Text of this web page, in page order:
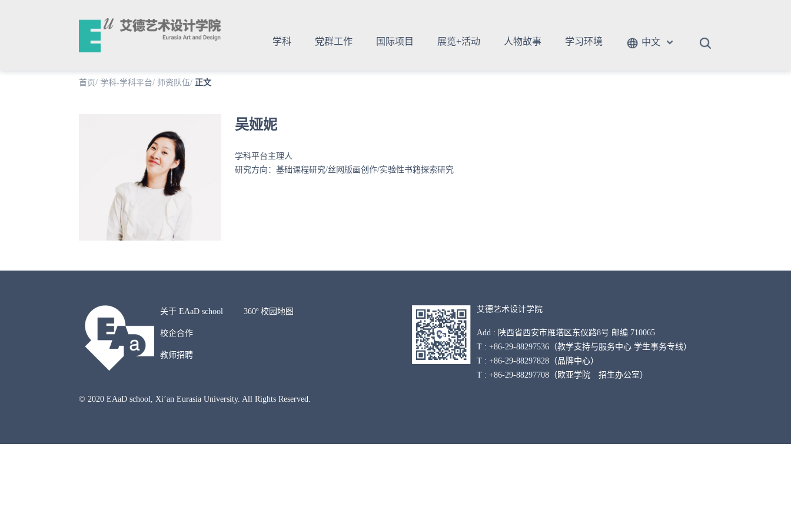
学科 党群工作 国际项目 展览+活动 人物故事 学习环境 中文
首页/ 学科-学科平台/ 师资队伍/正文
吴娅妮
学科平台主理人
研究方向：基础课程研究/丝网版画创作/实验性书籍探索研究
关于 EAaD school
校企合作
教师招聘
360º 校园地图 艾德艺术设计学院
Add : 陕西省西安市雁塔区东仪路8号 邮编 710065
T : +86-29-88297536（教学支持与服务中心 学生事务专线）
T : +86-29-88297828（品牌中心）
T : +86-29-88297708（欧亚学院 招生办公室）
© 2020 EAaD school, Xi’an Eurasia University. All Rights Reserved.